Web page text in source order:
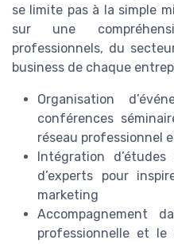
se limite pas à la simple
sur une
professionnels, du
business de chaque
Organisation
conférences
réseau professionnel
Intégration
d’experts pour
marketing
Accompagnement
professionnelle et le